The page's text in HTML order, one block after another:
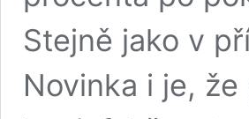
Stejně jako v
Novinka i je,